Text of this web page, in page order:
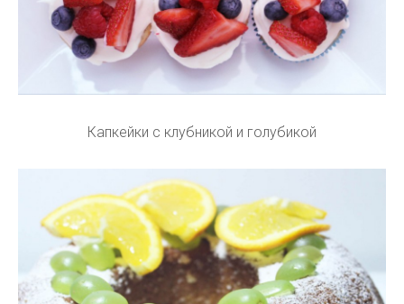
Капкейки с клубникой и голубикой